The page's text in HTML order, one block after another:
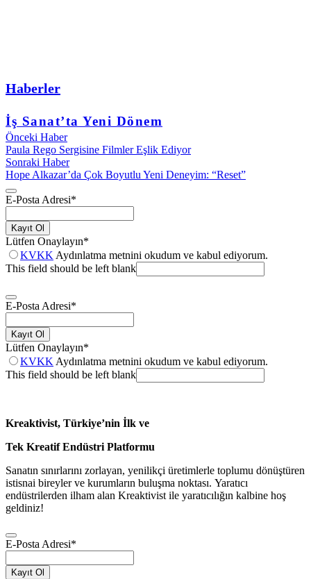
Haberler
İş Sanat’ta Yeni Dönem
Önceki Haber
Paula Rego Sergisine Filmler Eşlik Ediyor
Sonraki Haber
Hope Alkazar’da Çok Boyutlu Yeni Deneyim: “Reset”
E-Posta Adresi*
Kayıt Ol
Lütfen Onaylayın*
KVKK Aydınlatma metnini okudum ve kabul ediyorum.
This field should be left blank
E-Posta Adresi*
Kayıt Ol
Lütfen Onaylayın*
KVKK Aydınlatma metnini okudum ve kabul ediyorum.
This field should be left blank
Kreaktivist, Türkiye’nin İlk ve
Tek Kreatif Endüstri Platformu
Sanatın sınırlarını zorlayan, yenilikçi üretimlerle toplumu dönüştüren
istisnai bireyler ve kurumların buluşma noktası. Yaratıcı
endüstrilerden ilham alan Kreaktivist ile yaratıcılığın kalbine hoş
geldiniz!
E-Posta Adresi*
Kayıt Ol